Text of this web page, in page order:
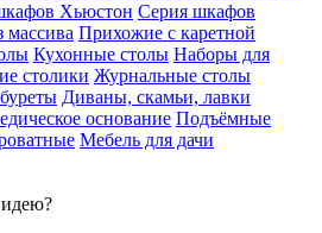
Хьюстон Серия шкафов
Прихожие с каретной
Кухонные столы Наборы для
столики Журнальные столы
Диваны, скамьи, лавки
основание Подъёмные
Мебель для дачи